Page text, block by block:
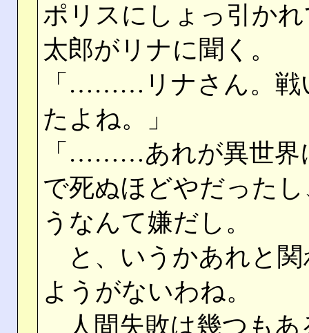
ポリスにしょっ引か
太郎がリナに聞く。
「………リナさん。戦
たよね。」
「………あれが異世界
で死ぬほどやだった
うなんて嫌だし。
と、いうかあれと関
ようがないわね。
人間失敗は幾つもあ